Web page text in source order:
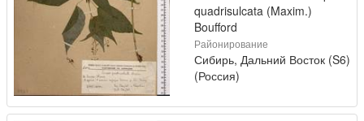
quadrisulcata (Maxim.)
Boufford
Районирование
Сибирь, Дальний Восток (S6)
(Россия)